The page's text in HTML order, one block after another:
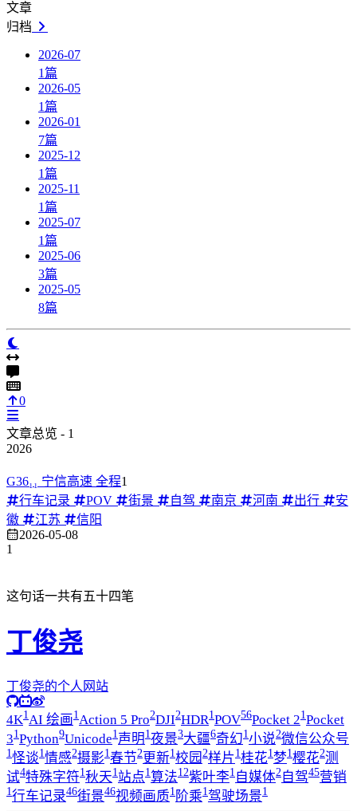
文章
归档
2026-07
1篇
2026-05
1篇
2026-01
7篇
2025-12
1篇
2025-11
1篇
2025-07
1篇
2025-06
3篇
2025-05
8篇
0
文章总览 - 1
2026
G36₁₁ 宁信高速 全程1
行车记录
POV 街景 自驾 南京 河南 出行
安
徽
江苏
信阳
2026-05-08
1
这句话一共有五十四笔
丁俊尧
丁俊尧的个人网站
4K1AI 绘画1Action 5 Pro2DJI2HDR1POV56Pocket 21Pocket
31Python9Unicode1声明 1夜景3大疆6奇幻1小说2微信公众号
1怪谈1情感2摄影1春节2更新1校园 2样片1桂花1梦1樱花2测
试4特殊字符1秋天1站点1算法12紫叶李1 自媒体2自驾45营销
1行车记录46街景46视频画质1 阶乘1驾驶场景1